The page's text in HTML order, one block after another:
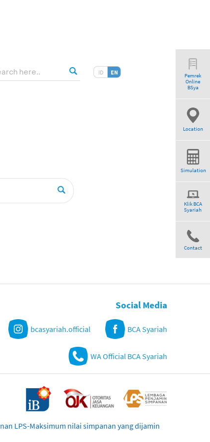
ID EN
Pemrek
Online
BSya
Location
Simulation
Klik BCA
Syariah
Contact
Share
Social Media
bcasyariah.official BCA Syariah
WA Official BCA Syariah
LPS-Maksimum nilai simpanan yang dijamin